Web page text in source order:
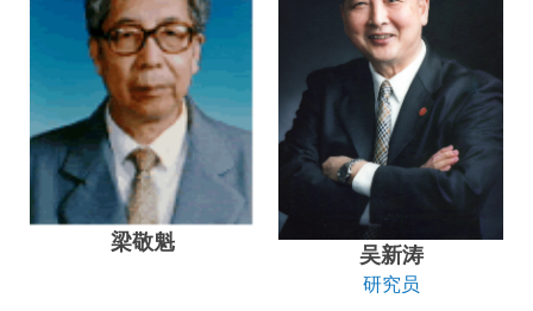
梁敬魁 吴新涛
研究员